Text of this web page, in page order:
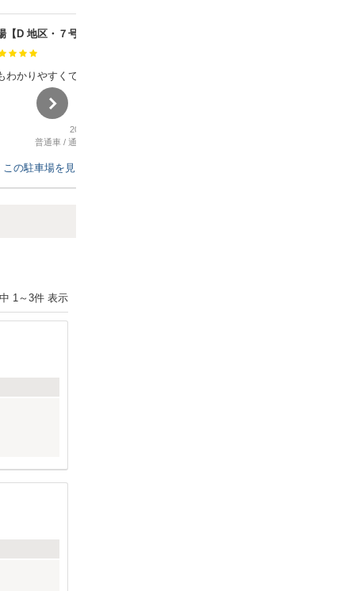
【D 地区・７号棟北側】
わかりやすくて良かった
2026年6月10日
普通車/ 通勤、ビジネス
この駐車場を見る
1 ～ 3件 表示